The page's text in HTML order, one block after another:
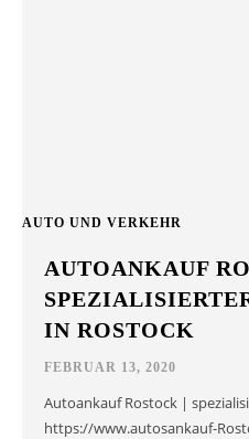
AUTO UND VERKEHR
AUTOANKAUF
IN ROSTOCK
FEBRUAR 13, 2020
Autoankauf Rostock |
https://www.autosankauf-